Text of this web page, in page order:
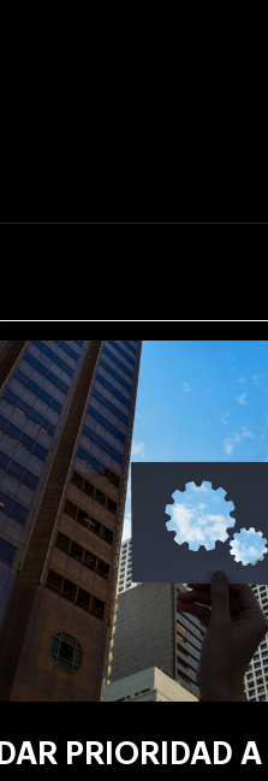
DAR PRIORIDAD